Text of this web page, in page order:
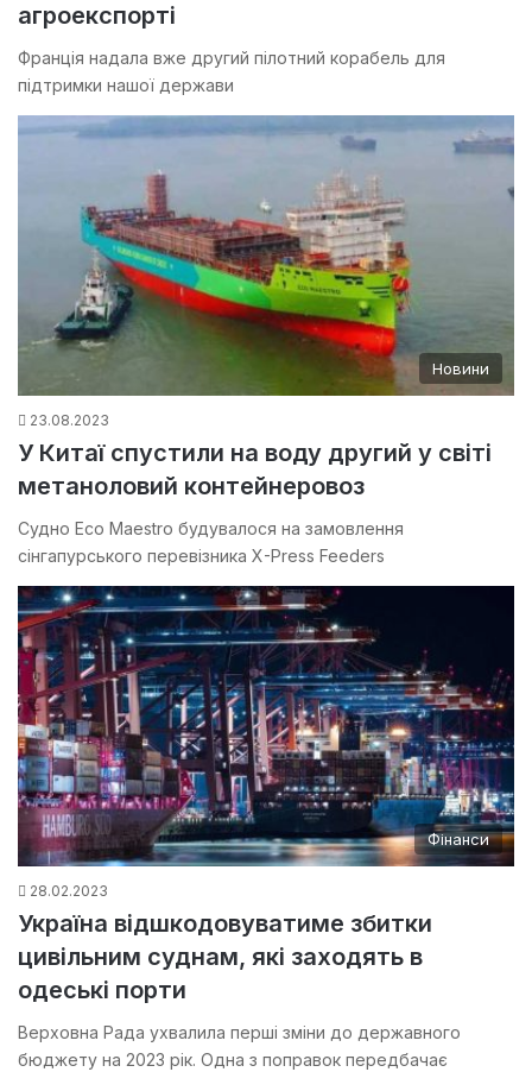
агроекспорті
Франція надала вже другий пілотний корабель для
підтримки нашої держави
Новини
23.08.2023
У Китаї спустили на воду другий у світі
метаноловий контейнеровоз
Судно Eco Maestro будувалося на замовлення
сінгапурського перевізника X-Press Feeders
Фінанси
28.02.2023
Україна відшкодовуватиме збитки
цивільним суднам, які заходять в
одеські порти
Верховна Рада ухвалила перші зміни до державного
бюджету на 2023 рік. Одна з поправок передбачає